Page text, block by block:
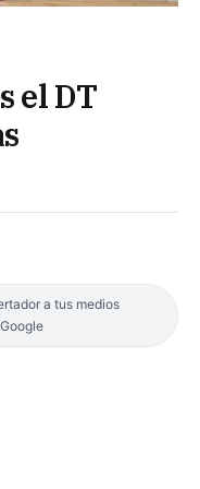
el DT
a tus medios